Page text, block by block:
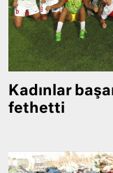
Kadınlar
fethetti